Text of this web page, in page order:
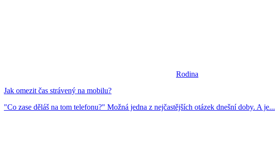
Rodina
Jak omezit čas strávený na mobilu?
"Co zase děláš na tom telefonu?" Možná jedna z nejčastějších otázek dnešní doby. A je...